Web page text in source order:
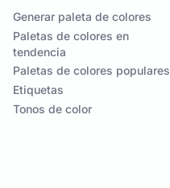
Generar paleta de colores
Paletas de colores en
tendencia
Paletas de colores populares
Etiquetas
Tonos de color